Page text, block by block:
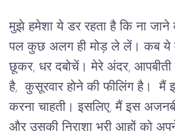
मुझे हमेशा ये डर रहता है कि ना
पल कुछ अलग ही मोड़ ले लें। कब ये
छूकर, धर दबोचें। मेरे अंदर, आपबीती
है,  कुसूरवार होने की फीलिंग है।  मैं
करना चाहती। इसलिए, मैं इस
और उसकी निराशा भरी आहों को